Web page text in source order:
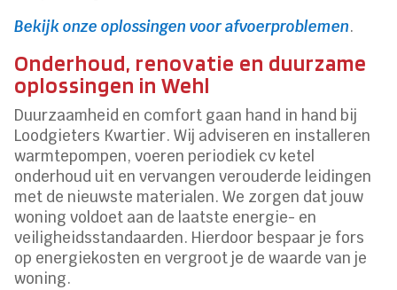
Bekijk onze oplossingen voor afvoerproblemen.
Onderhoud, renovatie en duurzame
oplossingen in Wehl
Duurzaamheid en comfort gaan hand in hand bij
Loodgieters Kwartier. Wij adviseren en installeren
warmtepompen, voeren periodiek cv ketel
onderhoud uit en vervangen verouderde leidingen
met de nieuwste materialen. We zorgen dat jouw
woning voldoet aan de laatste energie- en
veiligheidsstandaarden. Hierdoor bespaar je fors
op energiekosten en vergroot je de waarde van je
woning.